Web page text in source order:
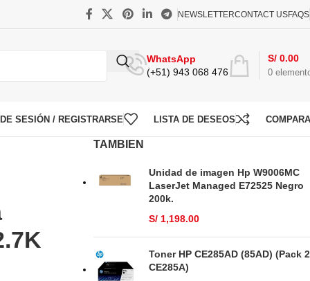
NEWSLETTERCONTACT USFAQS
WhatsApp
(+51) 943 068 476
0
S/ 0.00
SESIÓN / REGISTRARSE LISTA DE DESEOS
TAMBIEN
Unidad de imagen Hp W9006MC
LaserJet Managed E72525 Negro
200k.
S/1,198.00
Toner HP CE285AD (85AD) (Pack 2
CE285A)